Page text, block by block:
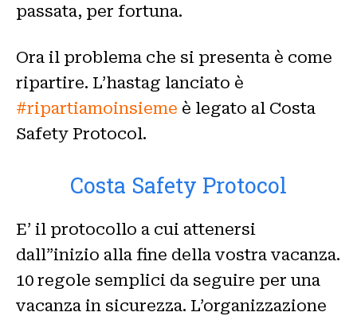
passata, per fortuna.
Ora il problema che si presenta è come
ripartire. L’hastag lanciato è
#ripartiamoinsieme è legato al Costa
Safety Protocol.
Costa Safety Protocol
E’ il protocollo a cui attenersi
dall”inizio alla fine della vostra vacanza.
10 regole semplici da seguire per una
vacanza in sicurezza. L’organizzazione